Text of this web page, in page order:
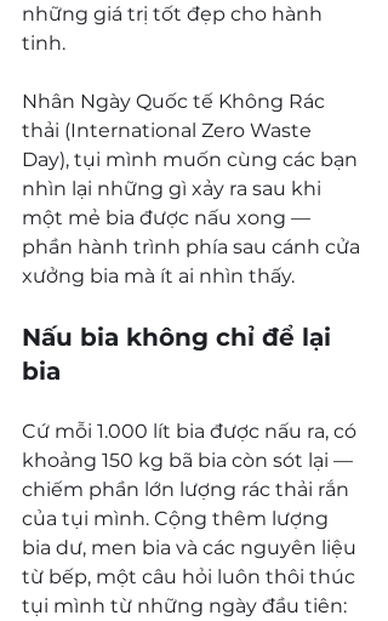
những giá trị tốt đẹp cho hành
tinh.
Nhân Ngày Quốc tế Không Rác
thải (International Zero Waste
Day), tụi mình muốn cùng các bạn
nhìn lại những gì xảy ra sau khi
một mẻ bia được nấu xong —
phần hành trình phía sau cánh cửa
xưởng bia mà ít ai nhìn thấy.
Nấu bia không chỉ để lại
bia
Cứ mỗi 1.000 lít bia được nấu ra, có
khoảng 150 kg bã bia còn sót lại —
chiếm phần lớn lượng rác thải rắn
của tụi mình. Cộng thêm lượng
bia dư, men bia và các nguyên liệu
từ bếp, một câu hỏi luôn thôi thúc
tụi mình từ những ngày đầu tiên: